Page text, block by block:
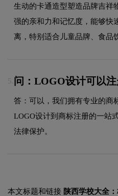
生动的卡通造型塑造品牌吉祥
强的亲和力和记忆度，能够快
离，特别适合儿童品牌、食品
5. 问：LOGO设计可以注
答：可以，我们拥有专业的商
LOGO设计到商标注册的一站
法律保护。
本文标题和链接 陕西学校大全